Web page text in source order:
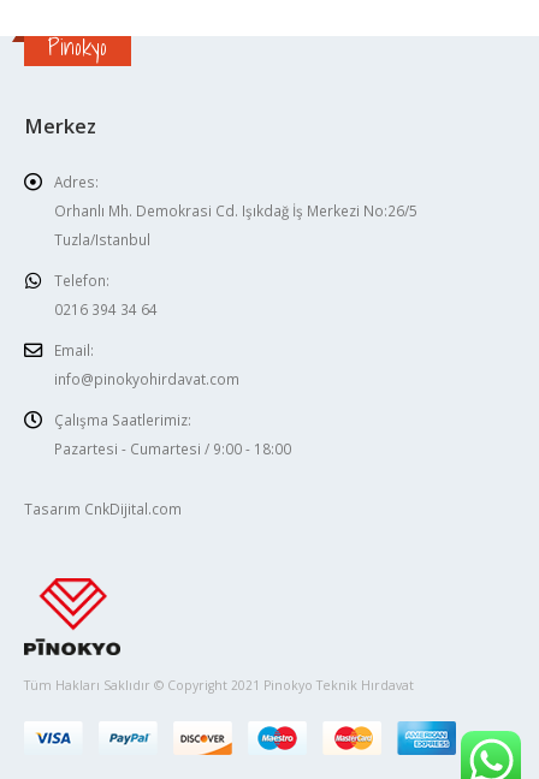
Pinokyo
Merkez
Adres:
Orhanlı Mh. Demokrasi Cd. Işıkdağ İş Merkezi No:26/5
Tuzla/Istanbul
Telefon:
0216 394 34 64
Email:
info@pinokyohirdavat.com
Çalışma Saatlerimiz:
Pazartesi - Cumartesi / 9:00 - 18:00
Tasarım CnkDijital.com
Tüm Hakları Saklıdır © Copyright 2021 Pinokyo Teknik Hırdavat